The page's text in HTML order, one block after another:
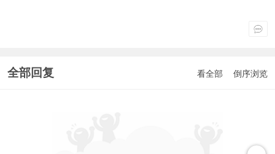
全部回复 看全部 倒序浏览